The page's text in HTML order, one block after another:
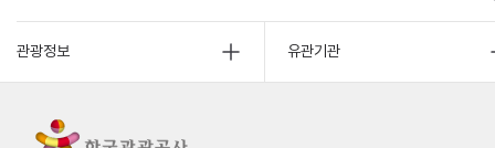
관광정보 유관기관